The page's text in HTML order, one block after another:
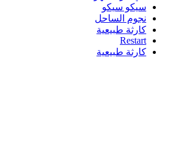
سيكو سيكو
نجوم الساحل
كارثة طبيعية
Restart
كارثة طبيعية